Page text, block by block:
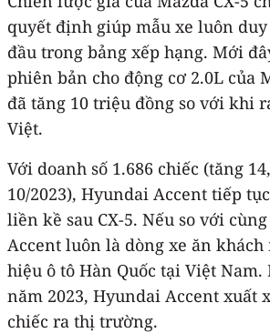
quyết định giúp mẫu xe luôn
đầu trong bảng xếp hạng. Mới
phiên bản cho động cơ 2.0L của
đã tăng 10 triệu đồng so với khi
Việt.
Với doanh số 1.686 chiếc (tăng
10/2023), Hyundai Accent tiếp
liền kề sau CX-5. Nếu so với
Accent luôn là dòng xe ăn
hiệu ô tô Hàn Quốc tại Việt Nam.
năm 2023, Hyundai Accent xuất
chiếc ra thị trường.